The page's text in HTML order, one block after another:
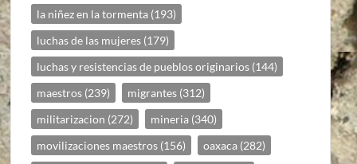
la niñez en la tormenta (193)
luchas de las mujeres (179)
luchas y resistencias de pueblos originarios (144)
maestros (239) migrantes (312)
militarizacion (272) mineria (340)
movilizaciones maestros (156) oaxaca (282)